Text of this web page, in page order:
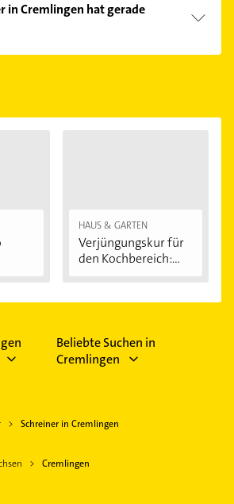
und profitieren Sie von den
Suchergebnisse können Sie sich
sortiert anzeigen lassen.
in Cremlingen hat gerade
finden Sie alleÖffnungszeiten.
können.
HAUS & GARTEN
Verjüngungskur für
den Kochbereich:...
Beliebte Suchen in
Cremlingen
Schreiner in Cremlingen
Cremlingen